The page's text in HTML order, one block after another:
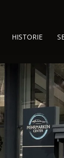
HISTORIE